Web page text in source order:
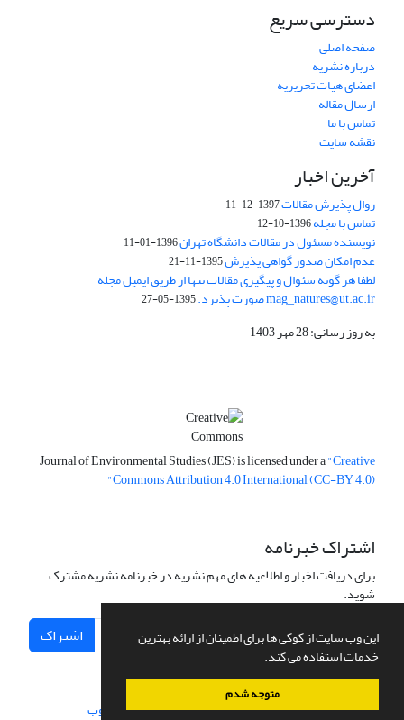
این وب سایت از کوکی ها برای اطمینان از ارائه بهترین
خدمات استفاده می کند.
متوجه شدم
دسترسی سریع
صفحه اصلی
درباره نشریه
اعضای هیات تحریریه
ارسال مقاله
تماس با ما
نقشه سایت
آخرین اخبار
روال پذیرش مقالات1397-12-11
تماس با مجله1396-10-12
نویسنده مسئول در مقالات دانشگاه تهران1396-01-11
عدم امکان صدور گواهی پذیرش1395-11-21
لطفا هر گونه سئوال و پیگیری مقالات تنها از طریق ایمیل مجله
mag_natures@ut.ac.ir صورت پذیرد. 1395-05-27
به روز رسانی: 28 مهر 1403
Journal of Environmental Studies (JES) is licensed under a"Creative
Commons Attribution 4.0 International (CC-BY 4.0)"
اشتراک خبرنامه
برای دریافت اخبار و اطلاعیه های مهم نشریه در خبرنامه نشریه مشترک
شوید.
اشتراک
سامانه مدیریت نشریات علمی.طراحی و پیاده سازی از سیناوب